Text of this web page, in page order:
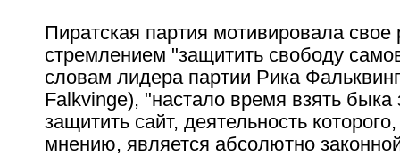
Пиратская партия мотивировала
стремлением "защитить свободу
словам лидера партии Рика
Falkvinge), "настало время взять быка
защитить сайт, деятельность
мнению, является абсолютно